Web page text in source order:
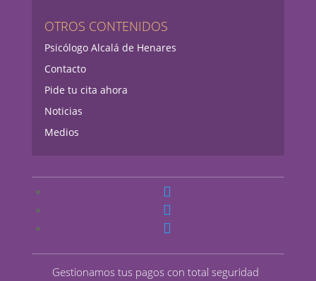
OTROS CONTENIDOS
Psicólogo Alcalá de Henares
Contacto
Pide tu cita ahora
Noticias
Medios
Gestionamos tus pagos con total seguridad